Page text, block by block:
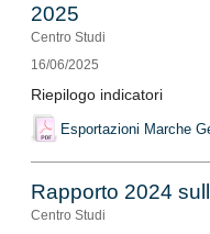
2025
Centro Studi
16/06/2025
Riepilogo indicatori
Esportazioni Marche
Rapporto 2024
Centro Studi